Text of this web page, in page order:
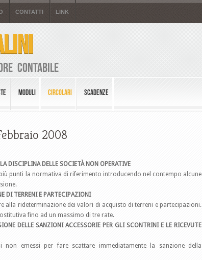
CONTATTI LINK
Contabile
MODULI CIRCOLARI SCADENZE
2008
DISCIPLINA DELLE SOCIETÀ NON OPERATIVE
punti la normativa di riferimento introducendo nel contempo alcune
DI TERRENI E PARTECIPAZIONI
alla rideterminazione dei valori di acquisto di terreni e partecipazioni.
fino ad un massimo di tre rate.
DELLE SANZIONI ACCESSORIE PER GLI SCONTRINI E LE RICEVUTE
non emessi per fare scattare immediatamente la sanzione della